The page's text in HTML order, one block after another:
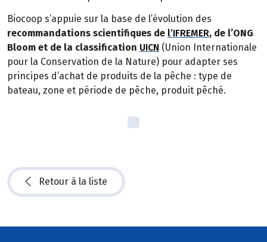
Biocoop s’appuie sur la base de l’évolution des
recommandations scientifiques de l’IFREMER, de l’ONG
Bloom et de la classification UICN (Union Internationale
pour la Conservation de la Nature) pour adapter ses
principes d’achat de produits de la pêche : type de
bateau, zone et période de pêche, produit pêché.
Retour à la liste